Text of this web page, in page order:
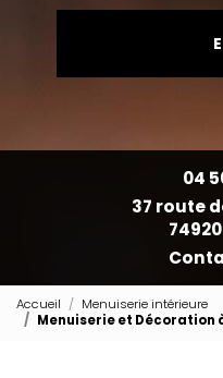
04
37 route
Accueil
Menuiserie intérieure
Menuiserie et Décoration